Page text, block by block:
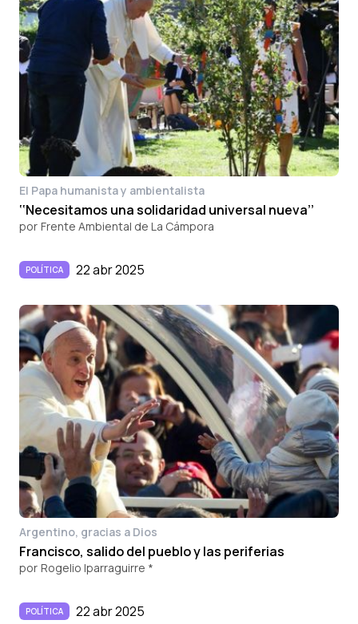
El Papa humanista y ambientalista
‘‘Necesitamos una solidaridad universal nueva’’
por Frente Ambiental de La Cámpora
POLÍTICA 22 abr 2025
Argentino, gracias a Dios
Francisco, salido del pueblo y las periferias
por Rogelio Iparraguirre *
POLÍTICA 22 abr 2025